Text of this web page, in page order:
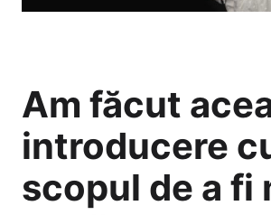
Am făcut
introducere
scopul de a fi